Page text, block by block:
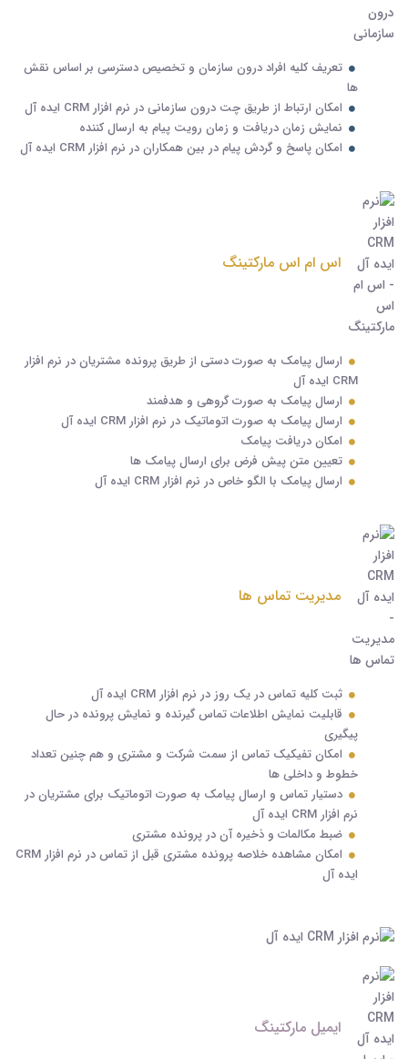
تعریف کلیه افراد درون سازمان و تخصیص دسترسی بر اساس نقش
ها
امکان ارتباط از طریق چت درون سازمانی در نرم افزار CRM ایده آل
نمایش زمان دریافت و زمان رویت پیام به ارسال کننده
امکان پاسخ و گردش پیام در بین همکاران در نرم افزار CRM ایده آل
اس ام اس مارکتینگ
ارسال پیامک به صورت دستی از طریق پرونده مشتریان در نرم افزار
CRM ایده آل
ارسال پیامک به صورت گروهی و هدفمند
ارسال پیامک به صورت اتوماتیک در نرم افزار CRM ایده آل
امکان دریافت پیامک
تعیین متن پیش فرض برای ارسال پیامک ها
ارسال پیامک با الگو خاص در نرم افزار CRM ایده آل
مدیریت تماس ها
ثبت کلیه تماس در یک روز در نرم افزار CRM ایده آل
قابلیت نمایش اطلاعات تماس گیرنده و نمایش پرونده در حال
پیگیری
امکان تفیکیک تماس از سمت شرکت و مشتری و هم چنین تعداد
خطوط و داخلی ها
دستیار تماس و ارسال پیامک به صورت اتوماتیک برای مشتریان در
نرم افزار CRM ایده آل
ضبط مکالمات و ذخیره آن در پرونده مشتری
امکان مشاهده خلاصه پرونده مشتری قبل از تماس در نرم افزار CRM
ایده آل
ایمیل مارکتینگ